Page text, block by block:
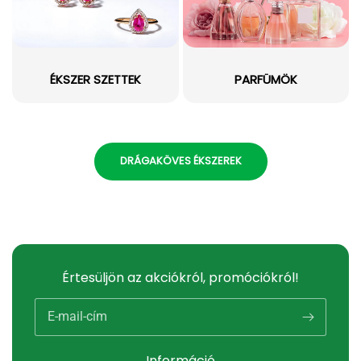
ÉKSZER SZETTEK PARFÜMÖK
DRÁGAKÖVES ÉKSZEREK
Értesüljön az akciókról, promóciókról!
E-mail-cím